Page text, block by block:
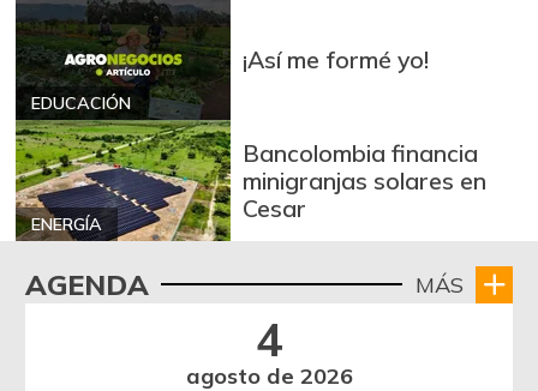
EDUCACIÓN
¡Así me formé yo!
ENERGÍA
Bancolombia financia
minigranjas solares en
Cesar
AGENDA MÁS
4
agosto de 2026